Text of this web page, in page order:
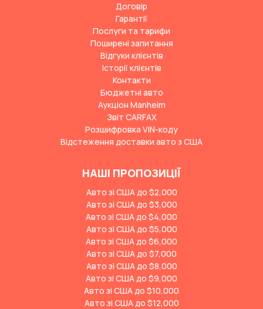
Договір
Гарантії
Послуги та тарифи
Поширені запитання
Відгуки клієнтів
Історії клієнтів
Контакти
Бюджетні авто
Аукціон Manheim
Звіт CARFAX
Розшифровка VIN-коду
Відстеження доставки авто з США
НАШІ ПРОПОЗИЦІЇ
Авто зі США до $2,000
Авто зі США до $3,000
Авто зі США до $4,000
Авто зі США до $5,000
Авто зі США до $6,000
Авто зі США до $7,000
Авто зі США до $8,000
Авто зі США до $9,000
Авто зі США до $10,000
Авто зі США до $12,000